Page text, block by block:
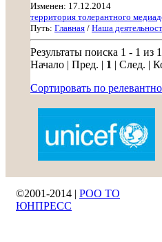
Изменен: 17.12.2014
территория толерантного
Путь: Главная / Наша
Результаты поиска 1 - 1 из 1
Начало | Пред. | 1 | След. |
Сортировать по
©2001-2014 | РОО ТО
ЮНПРЕСС